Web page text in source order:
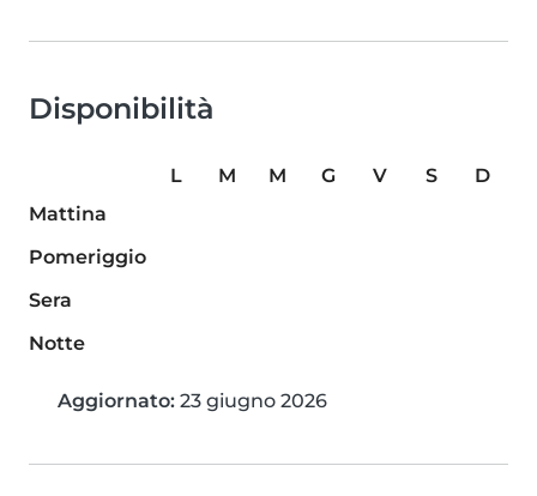
Disponibilità
L M M G V S
D
Mattina
Pomeriggio
Sera
Notte
Aggiornato: 23 giugno 2026